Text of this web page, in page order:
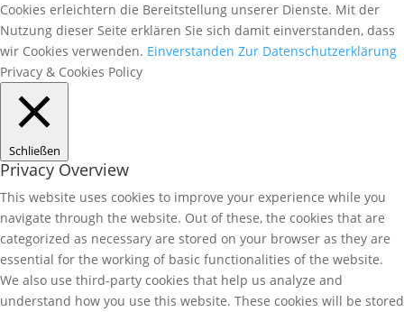
Cookies erleichtern die Bereitstellung unserer Dienste. Mit der
Nutzung dieser Seite erklären Sie sich damit einverstanden, dass
wir Cookies verwenden. Einverstanden Zur Datenschutzerklärung
Privacy & Cookies Policy
Schließen
Privacy Overview
This website uses cookies to improve your experience while you
navigate through the website. Out of these, the cookies that are
categorized as necessary are stored on your browser as they are
essential for the working of basic functionalities of the website.
We also use third-party cookies that help us analyze and
understand how you use this website. These cookies will be stored